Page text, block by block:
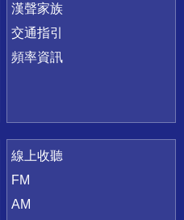
漢聲家族
交通指引
頻率資訊
線上收聽
FM
AM